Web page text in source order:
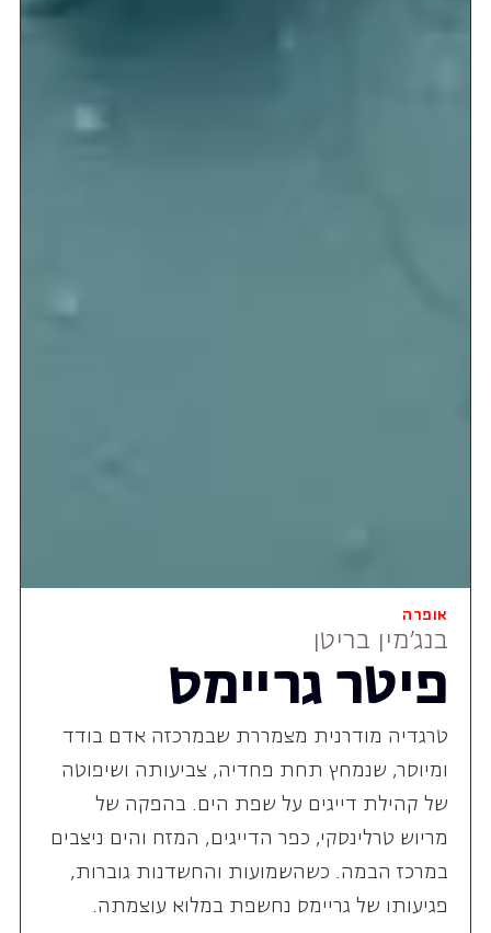
אופרה
בנג'מין בריטן
פיטר גריימס
טרגדיה מודרנית מצמררת שבמרכזה אדם בודד
ומיוסר, שנמחץ תחת פחדיה, צביעותה ושיפוטה
של קהילת דייגים על שפת הים. בהפקה של
מריוש טרלינסקי, כפר הדייגים, המזח והים ניצבים
במרכז הבמה. כשהשמועות והחשדנות גוברות,
פגיעותו של גריימס נחשפת במלוא עוצמתה.